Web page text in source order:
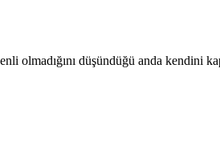
olmadığını düşündüğü anda kendini